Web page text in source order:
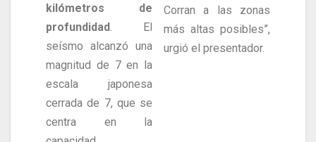
kilómetros de
profundidad. El
seísmo alcanzó una
magnitud de 7 en la
escala japonesa
cerrada de 7, que se
centra en la
Corran a las zonas
más altas posibles”,
urgió el presentador.